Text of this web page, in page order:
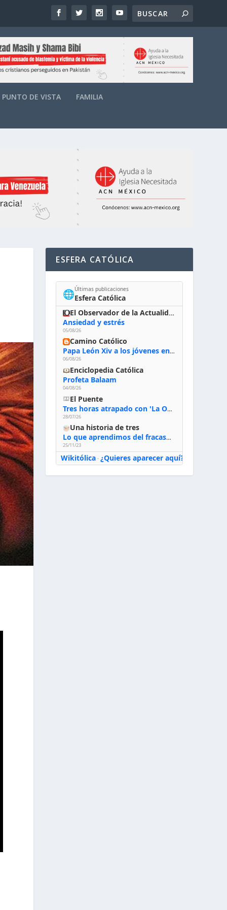
PUNTO DE VISTA FAMILIA
ESFERA CATÓLICA
🌐Últimas publicaciones
Esfera Católica
El Observador de la Actualidad
Ansiedad y estrés
05/08/26
Camino Católico
Papa León Xiv a los jóvenes en Asís, 6-8-2026: «De san Francisco aprendan la radicalidad evangélica: no los vuelve ciegos ni violentos, sino sensibles, atentos, siempre en el seguimiento de Jesús, humildes y acogiendo a todos»
06/08/26
Enciclopedia Católica
Profeta Balaam
04/08/26
El Puente
Tres horas atrapado con 'La Odisea' de Nolan
28/07/26
Una historia de tres
Lo que aprendimos del fracaso al emprender
25/11/23
Wikitólica· ¿Quieres aparecer aquí?